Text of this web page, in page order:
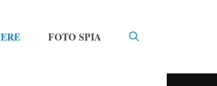
FOTO SPIA